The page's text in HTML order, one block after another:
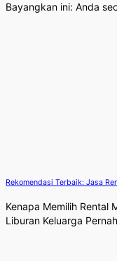
Bayangkan ini: Anda
Rekomendasi Terbaik: Jasa
Kenapa Memilih Rental
Liburan Keluarga